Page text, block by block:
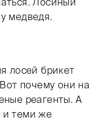
медведя.
лосей брикет
почему они на
реагенты. А
и теми же